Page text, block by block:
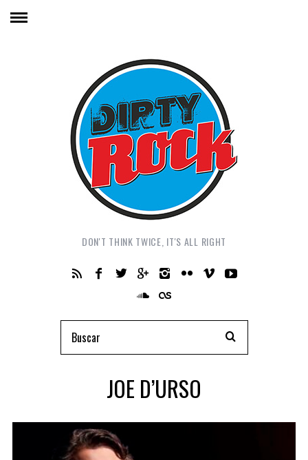
DON'T THINK TWICE, IT'S ALL RIGHT
JOE D’URSO